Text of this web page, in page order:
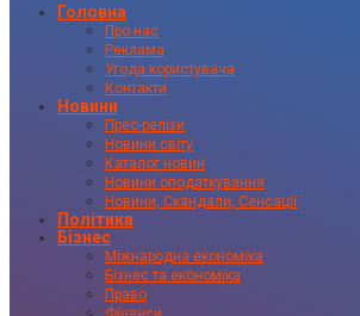
Головна
Про нас
Реклама
Угода користувача
Контакти
Новини
Прес-релізи
Новини світу
Каталог новин
Новини оподаткування
Новини, Скандали, Сенсації
Політика
Бізнес
Міжнародна економіка
Бізнес та економіка
Право